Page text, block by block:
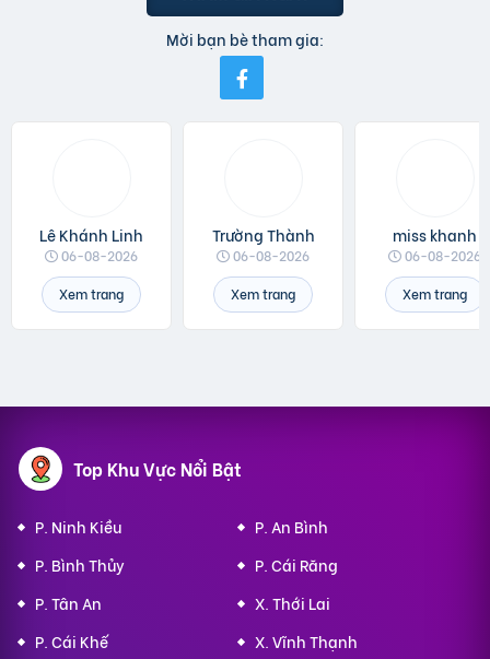
Mời bạn bè tham gia:
Lê Khánh Linh
06-08-2026
Xem trang
Trường Thành
06-08-2026
Xem trang
miss khanh
06-08-2026
Xem trang
Top Khu Vực Nổi Bật
P. Ninh Kiều
P. An Bình
P. Bình Thủy
P. Cái Răng
P. Tân An
X. Thới Lai
P. Cái Khế
X. Vĩnh Thạnh